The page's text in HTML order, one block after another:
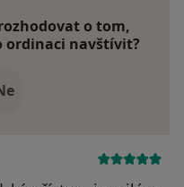
o tom,
ordinaci navštívit?